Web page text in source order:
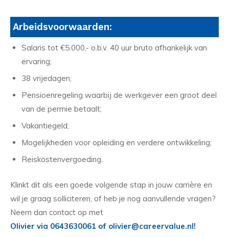
Arbeidsvoorwaarden:
Salaris tot €5.000,- o.b.v. 40 uur bruto afhankelijk van
ervaring;
38 vrijedagen;
Pensioenregeling waarbij de werkgever een groot deel
van de permie betaalt;
Vakantiegeld;
Mogelijkheden voor opleiding en verdere ontwikkeling;
Reiskostenvergoeding.
Klinkt dit als een goede volgende stap in jouw carrière en
wil je graag solliciteren, of heb je nog aanvullende vragen?
Neem dan contact op met
Olivier via 0643630061 of olivier@careervalue.nl!